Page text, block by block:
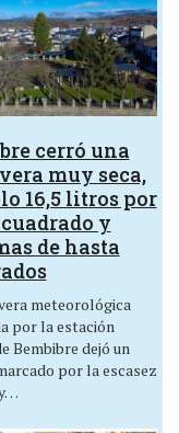
cerró una
muy seca,
16,5 litros por
y
de hasta
meteorológica
por la estación
Bembibre dejó un
por la escasez